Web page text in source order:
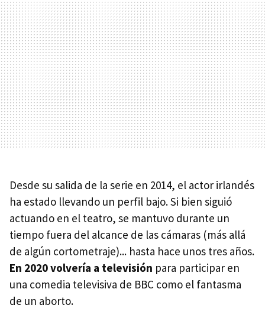
Desde su salida de la serie en 2014, el actor irlandés
ha estado llevando un perfil bajo. Si bien siguió
actuando en el teatro, se mantuvo durante un
tiempo fuera del alcance de las cámaras (más allá
de algún cortometraje)... hasta hace unos tres años.
En 2020 volvería a televisión para participar en
una comedia televisiva de BBC como el fantasma
de un aborto.